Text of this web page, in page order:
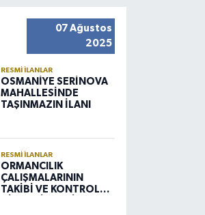
07 Ağustos
2025
RESMI İLANLAR
OSMANİYE SERİNOVA
MAHALLESİNDE
TAŞINMAZIN İLANI
RESMI İLANLAR
ORMANCILIK
ÇALIŞMALARININ
TAKİBİ VE KONTROLÜ